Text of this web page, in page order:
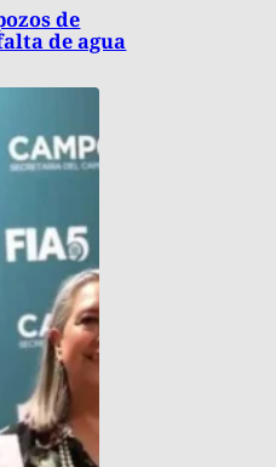
de
de agua